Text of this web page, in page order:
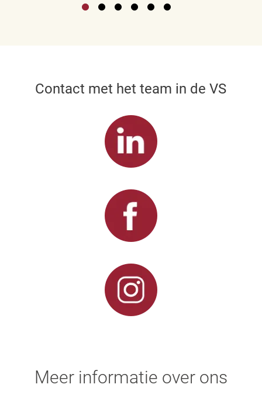
Contact met het team in de VS
Meer informatie over ons